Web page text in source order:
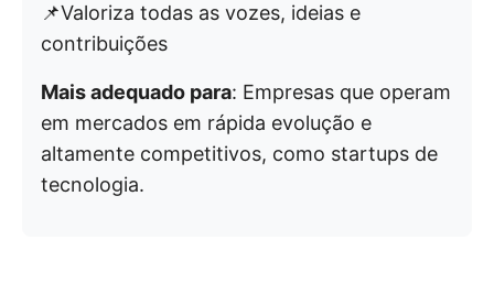
📌Valoriza todas as vozes, ideias e
contribuições
Mais adequado para: Empresas que operam
em mercados em rápida evolução e
altamente competitivos, como startups de
tecnologia.